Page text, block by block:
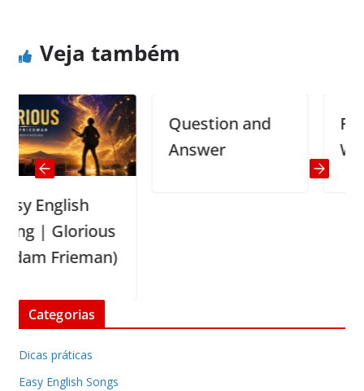
Veja também
English
| Glorious
Frieman)
Question and
Answer
Categorias
Dicas práticas
Easy English Songs